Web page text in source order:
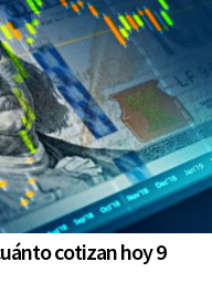
cotizan hoy 9